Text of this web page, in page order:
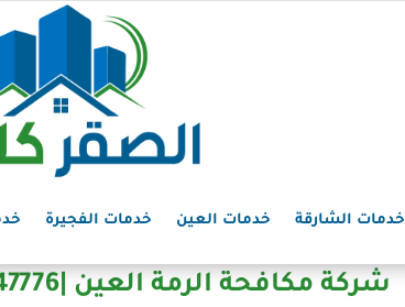
خدمات الشارقة خدمات العين خدمات الفجيرة
شركة مكافحة الرمة العين |0543147776| مكافحة النمل